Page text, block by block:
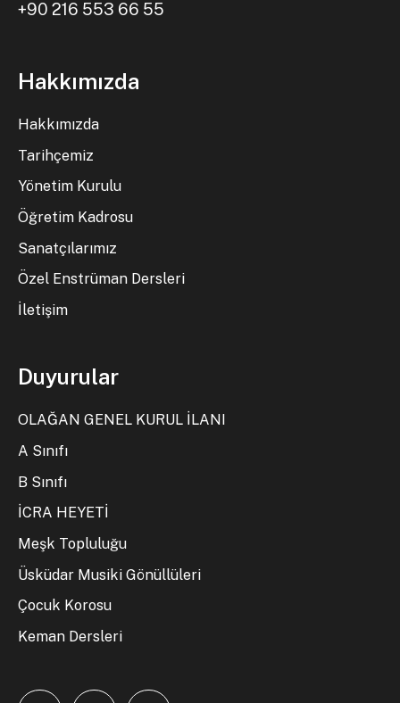
+90 216 553 66 55
Hakkımızda
Hakkımızda
Tarihçemiz
Yönetim Kurulu
Öğretim Kadrosu
Sanatçılarımız
Özel Enstrüman Dersleri
İletişim
Duyurular
OLAĞAN GENEL KURUL İLANI
A Sınıfı
B Sınıfı
İCRA HEYETİ
Meşk Topluluğu
Üsküdar Musiki Gönüllüleri
Çocuk Korosu
Keman Dersleri